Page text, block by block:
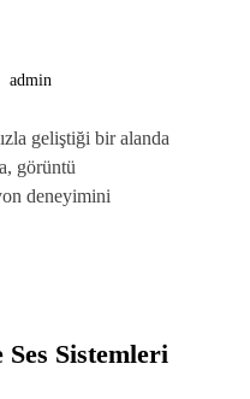
admin
geliştiği bir alanda
görüntü
deneyimini
Sistemleri